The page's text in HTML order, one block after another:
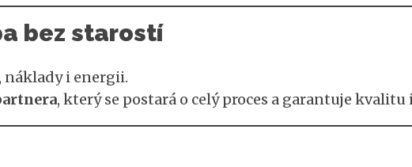
bez starostí
náklady i energii.
, který se postará o celý proces a garantuje